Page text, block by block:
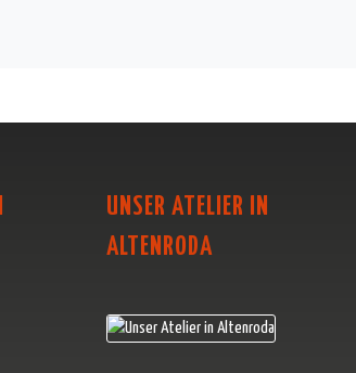
UNSER ATELIER IN
ALTENRODA